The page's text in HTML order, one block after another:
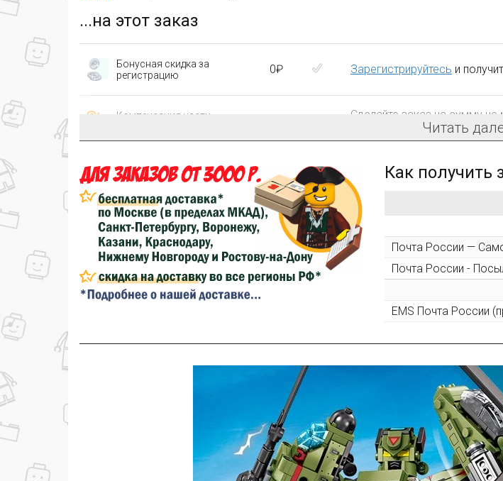
...на этот заказ
Бонусная скидка за
регистрацию
0₽ Зарегистрируйтесь и
Компенсация части
Сделайте заказ на сумму не
компенсацию доставки.
...на следующий заказ
Золотая скидка
персональная
10%
После того, как сумма
все повторные заказы - 10%
(фото сборки) до 10%
Пришлите фото поэтапной
10% при покупке
на нашем сайте
100₽
за текстовый отзыв или
Оставьте отзыв (не менее
указанием номера и даты
Читать
Как получить
Почта России —
Почта России -
EMS Почта России